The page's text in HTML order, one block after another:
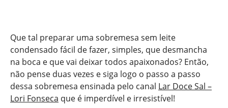
Que tal preparar uma sobremesa sem leite
condensado fácil de fazer, simples, que desmancha
na boca e que vai deixar todos apaixonados? Então,
não pense duas vezes e siga logo o passo a passo
dessa sobremesa ensinada pelo canal Lar Doce Sal –
Lori Fonseca que é imperdível e irresistível!